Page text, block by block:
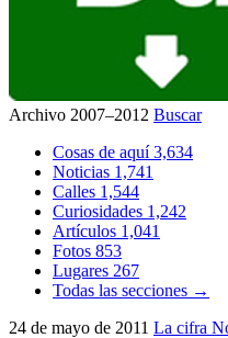
Archivo 2007–2012 Buscar
Cosas de aquí3,634
Noticias 1,741
Calles 1,544
Curiosidades 1,242
Artículos 1,041
Fotos 853
Lugares 267
Todas las secciones →
24 de mayo de 2011 La cifra